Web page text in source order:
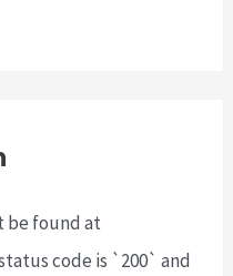
be found at
code is `200` and